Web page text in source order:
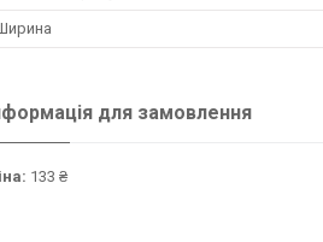
для замовлення
133 ₴